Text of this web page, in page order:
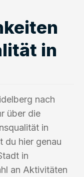
in
nach
über die
in
du hier genau
in
an Aktivitäten